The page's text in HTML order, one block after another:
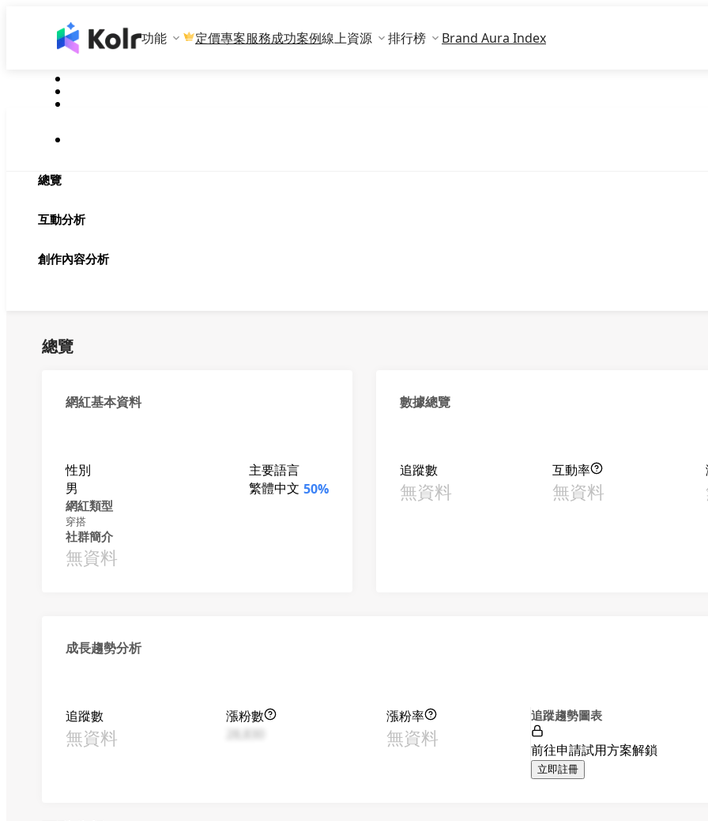
功能 定價專案服務成功案例線上資源 排行榜 Brand Aura Index
總覽
互動分析
創作內容分析
總覽
網紅基本資料
性別
男
主要語言
繁體中文 50%
網紅類型
穿搭
社群簡介
無資料
數據總覽
追蹤數
無資料
互動率
無資料
成長趨勢分析
追蹤數
無資料
漲粉數
漲粉率
無資料
追蹤趨勢圖表
前往申請試用方案解鎖
立即註冊